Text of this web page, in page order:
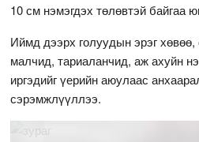
10 см нэмэгдэх төлөвтэй байгаа
Иймд дээрх голуудын эрэг хөвөө,
малчид, тариаланчид, аж ахуйн
иргэдийг үерийн аюулаас
сэрэмжлүүллээ.